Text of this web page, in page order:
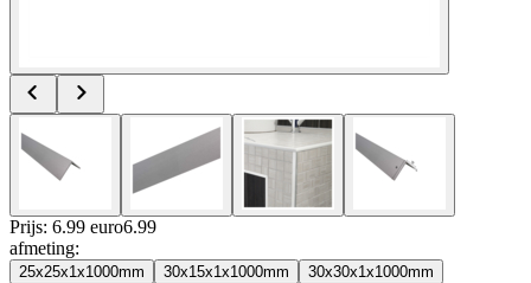
Prijs: 6.99 euro6.99
afmeting:
25x25x1x1000mm 30x15x1x1000mm
30x30x1x1000mm